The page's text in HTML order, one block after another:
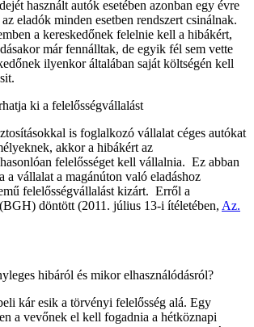
használt autók esetében azonban egy évre
eladók minden esetben rendszert csinálnak.
a kereskedőnek felelnie kell a hibákért,
már fennálltak, de egyik fél sem vette
ilyenkor általában saját költségén kell
ki a felelősségvállalást
is foglalkozó vállalat céges autókat
akkor a hibákért az
felelősséget kell vállalnia. Ez abban
a vállalat a magánúton való eladáshoz
felelősségvállalást kizárt. Erről a
döntött (2011. július 13-i ítéletében, Az.
hibáról és mikor elhasználódásról?
kár esik a törvényi felelősség alá. Egy
a vevőnek el kell fogadnia a hétköznapi